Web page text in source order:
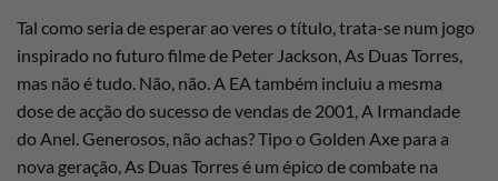
Tal como seria de esperar ao veres o título, trata-se num jogo
inspirado no futuro filme de Peter Jackson, As Duas Torres,
mas não é tudo. Não, não. A EA também incluiu a mesma
dose de acção do sucesso de vendas de 2001, A Irmandade
do Anel. Generosos, não achas? Tipo o Golden Axe para a
nova geração, As Duas Torres é um épico de combate na